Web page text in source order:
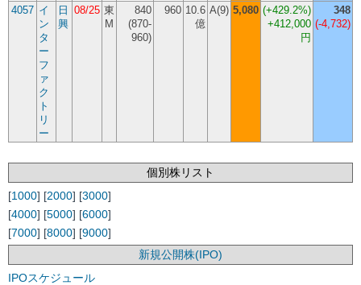
4057 イ
ン
タ
ー
フ
ァ
ク
ト
リ
ー
日
興
08/25 東
M
840
(870-
960)
960 10.6
億
A(9) 5,080 (+429.2%)
+412,000
円
348
(-4,732)
個別株リスト
[1000] [2000] [3000]
[4000] [5000] [6000]
[7000] [8000] [9000]
新規公開株(IPO)
IPOスケジュール